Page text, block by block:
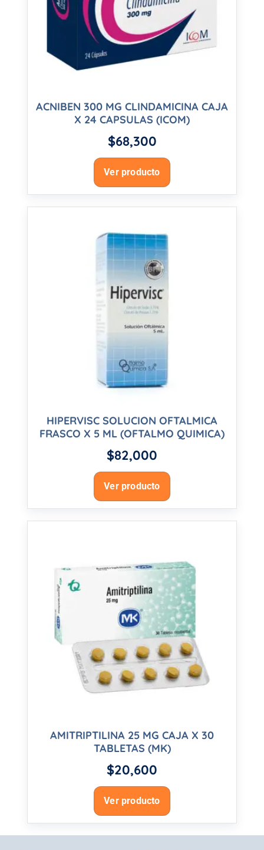
ACNIBEN 300 MG CLINDAMICINA CAJA
X 24 CAPSULAS (ICOM)
$68,300
Ver producto
HIPERVISC SOLUCION OFTALMICA
FRASCO X 5 ML (OFTALMO QUIMICA)
$82,000
Ver producto
AMITRIPTILINA 25 MG CAJA X 30
TABLETAS (MK)
$20,600
Ver producto